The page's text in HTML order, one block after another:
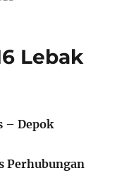
Lebak
– Depok
Perhubungan